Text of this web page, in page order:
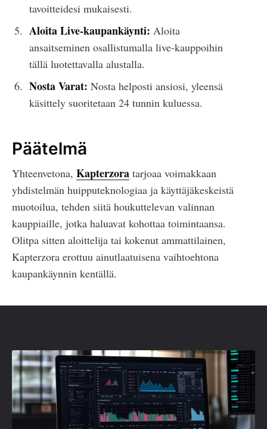
tavoitteidesi mukaisesti.
Aloita Live-kaupankäynti: Aloita
ansaitseminen osallistumalla live-kauppoihin
tällä luotettavalla alustalla.
Nosta Varat: Nosta helposti ansiosi, yleensä
käsittely suoritetaan 24 tunnin kuluessa.
Päätelmä
Yhteenvetona, Kapterzora tarjoaa voimakkaan
yhdistelmän huipputeknologiaa ja käyttäjäkeskeistä
muotoilua, tehden siitä houkuttelevan valinnan
kauppiaille, jotka haluavat kohottaa toimintaansa.
Olitpa sitten aloittelija tai kokenut ammattilainen,
Kapterzora erottuu ainutlaatuisena vaihtoehtona
kaupankäynnin kentällä.